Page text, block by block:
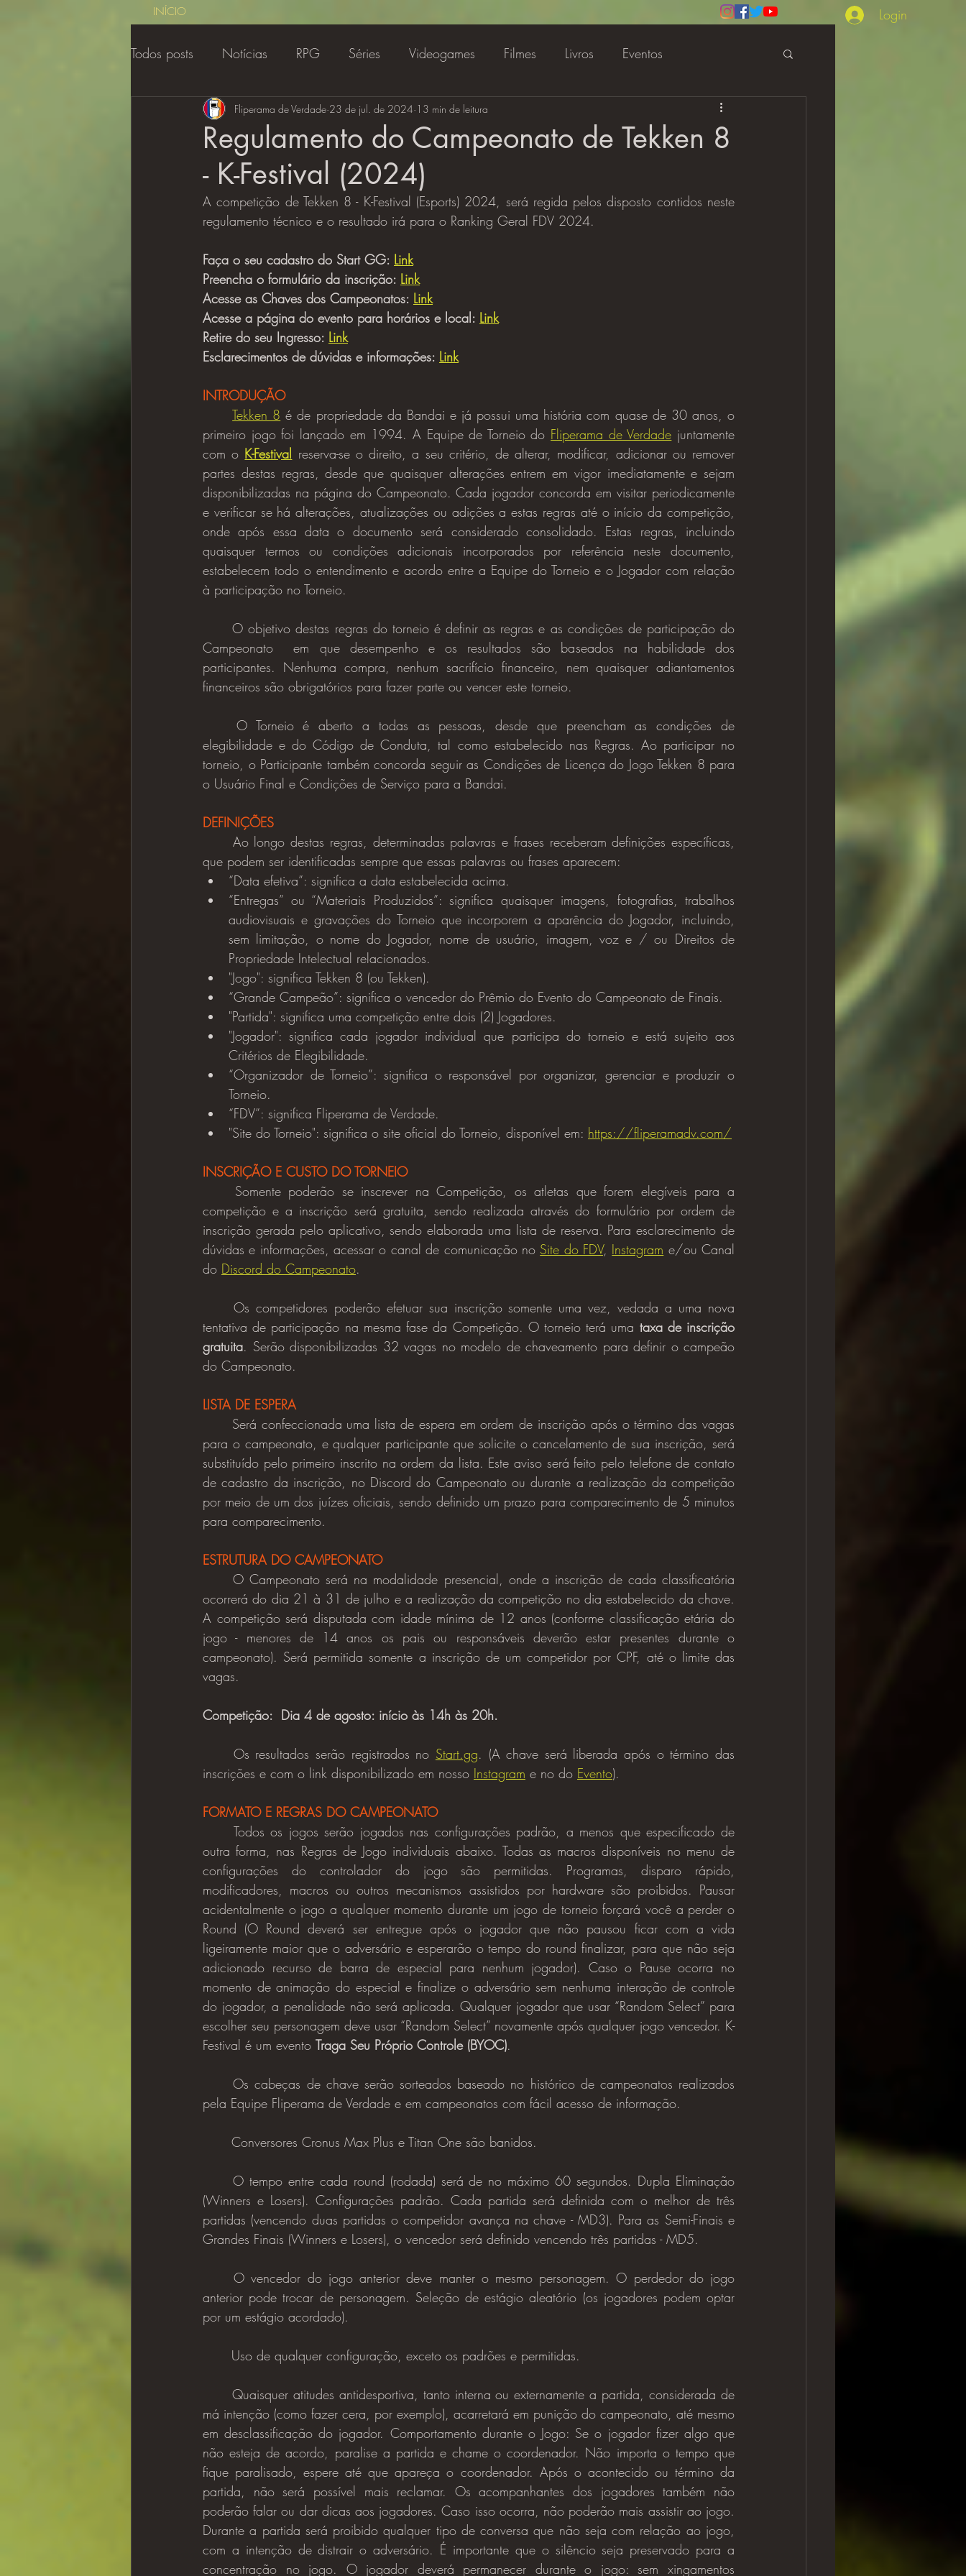
INÍCIO Login
Todos posts Notícias RPG Séries Videogames Filmes Livros Eventos
Contos de Sercon Regulamentos Streaming Especial
Gamer Class Cobertura
Regulamento do Campeonato de Tekken 8
- K-Festival (2024)
Fliperama de Verdade 23 de jul. de 2024 13 min de leitura
A competição de Tekken 8 - K-Festival (Esports) 2024, será regida pelos disposto contidos neste
regulamento técnico e o resultado irá para o Ranking Geral FDV 2024.
Faça o seu cadastro do Start GG: Link
Preencha o formulário da inscrição: Link
Acesse as Chaves dos Campeonatos: Link
Acesse a página do evento para horários e local: Link
Retire do seu Ingresso: Link
Esclarecimentos de dúvidas e informações: Link
INTRODUÇÃO
Tekken 8 é de propriedade da Bandai e já possui uma história com quase de 30 anos, o
primeiro jogo foi lançado em 1994. A Equipe de Torneio do Fliperama de Verdade juntamente
com o K-Festival reserva-se o direito, a seu critério, de alterar, modificar, adicionar ou remover
partes destas regras, desde que quaisquer alterações entrem em vigor imediatamente e sejam
disponibilizadas na página do Campeonato. Cada jogador concorda em visitar periodicamente
e verificar se há alterações, atualizações ou adições a estas regras até o início da competição,
onde após essa data o documento será considerado consolidado. Estas regras, incluindo
quaisquer termos ou condições adicionais incorporados por referência neste documento,
estabelecem todo o entendimento e acordo entre a Equipe do Torneio e o Jogador com relação
à participação no Torneio.
	O objetivo destas regras do torneio é definir as regras e as condições de participação do
Campeonato  em que desempenho e os resultados são baseados na habilidade dos
participantes. Nenhuma compra, nenhum sacrifício financeiro, nem quaisquer adiantamentos
financeiros são obrigatórios para fazer parte ou vencer este torneio.
elegibilidade e do Código de Conduta, tal como estabelecido nas Regras. Ao participar no
torneio, o Participante também concorda seguir as Condições de Licença do Jogo Tekken 8 para
o Usuário Final e Condições de Serviço para a Bandai.
DEFINIÇÕES
que podem ser identificadas sempre que essas palavras ou frases aparecem:
“Data efetiva”: significa a data estabelecida acima.
“Entregas” ou “Materiais Produzidos”: significa quaisquer imagens, fotografias, trabalhos
audiovisuais e gravações do Torneio que incorporem a aparência do Jogador, incluindo,
sem limitação, o nome do Jogador, nome de usuário, imagem, voz e / ou Direitos de
Propriedade Intelectual relacionados.
"Jogo": significa Tekken 8 (ou Tekken).
“Grande Campeão”: significa o vencedor do Prêmio do Evento do Campeonato de Finais.
"Partida": significa uma competição entre dois (2) Jogadores.
"Jogador": significa cada jogador individual que participa do torneio e está sujeito aos
Critérios de Elegibilidade.
“Organizador de Torneio”: significa o responsável por organizar, gerenciar e produzir o
Torneio.
“FDV”: significa Fliperama de Verdade.
"Site do Torneio": significa o site oficial do Torneio, disponível em: https://fliperamadv.com/
INSCRIÇÃO E CUSTO DO TORNEIO
competição e a inscrição será gratuita, sendo realizada através do formulário por ordem de
inscrição gerada pelo aplicativo, sendo elaborada uma lista de reserva. Para esclarecimento de
dúvidas e informações, acessar o canal de comunicação no Site do FDV, Instagram e/ou Canal
do Discord do Campeonato.
tentativa de participação na mesma fase da Competição. O torneio terá uma taxa de inscrição
gratuita. Serão disponibilizadas 32 vagas no modelo de chaveamento para definir o campeão
do Campeonato.
LISTA DE ESPERA
para o campeonato, e qualquer participante que solicite o cancelamento de sua inscrição, será
substituído pelo primeiro inscrito na ordem da lista. Este aviso será feito pelo telefone de contato
de cadastro da inscrição, no Discord do Campeonato ou durante a realização da competição
por meio de um dos juízes oficiais, sendo definido um prazo para comparecimento de 5 minutos
para comparecimento.
ESTRUTURA DO CAMPEONATO
	O Campeonato será na modalidade presencial, onde a inscrição de cada classificatória
ocorrerá do dia 21 à 31 de julho e a realização da competição no dia estabelecido da chave.
A competição será disputada com idade mínima de 12 anos (conforme classificação etária do
jogo - menores de 14 anos os pais ou responsáveis deverão estar presentes durante o
campeonato). Será permitida somente a inscrição de um competidor por CPF, até o limite das
vagas.
Competição:  Dia 4 de agosto: início às 14h às 20h.
	Os resultados serão registrados no
Start.gg. (A chave será liberada após o término das
inscrições e com o link disponibilizado em nosso Instagram e no do Evento).
FORMATO E REGRAS DO CAMPEONATO
outra forma, nas Regras de Jogo individuais abaixo. Todas as macros disponíveis no menu de
configurações do controlador do jogo são permitidas. Programas, disparo rápido,
modificadores, macros ou outros mecanismos assistidos por hardware são proibidos. Pausar
acidentalmente o jogo a qualquer momento durante um jogo de torneio forçará você a perder o
Round (O Round deverá ser entregue após o jogador que não pausou ficar com a vida
ligeiramente maior que o adversário e esperarão o tempo do round finalizar, para que não seja
adicionado recurso de barra de especial para nenhum jogador). Caso o Pause ocorra no
momento de animação do especial e finalize o adversário sem nenhuma interação de controle
do jogador, a penalidade não será aplicada. Qualquer jogador que usar “Random Select” para
escolher seu personagem deve usar “Random Select” novamente após qualquer jogo vencedor. K-
Festival é um evento Traga Seu Próprio Controle (BYOC).
	Os cabeças de chave serão sorteados baseado no histórico de campeonatos realizados
pela Equipe Fliperama de Verdade e em campeonatos com fácil acesso de informação.
	Conversores Cronus Max Plus e Titan One são banidos.
(Winners e Losers). Configurações padrão. Cada partida será definida com o melhor de três
partidas (vencendo duas partidas o competidor avança na chave - MD3). Para as Semi-Finais e
Grandes Finais (Winners e Losers), o vencedor será definido vencendo três partidas - MD5.
	O vencedor do jogo anterior deve manter o mesmo personagem. O perdedor do jogo
anterior pode trocar de personagem. Seleção de estágio aleatório (os jogadores podem optar
por um estágio acordado).
	Uso de qualquer configuração, exceto os padrões e permitidas.
má intenção (como fazer cera, por exemplo), acarretará em punição do campeonato, até mesmo
em desclassificação do jogador. Comportamento durante o Jogo: Se o jogador fizer algo que
não esteja de acordo, paralise a partida e chame o coordenador. Não importa o tempo que
fique paralisado, espere até que apareça o coordenador. Após o acontecido ou término da
partida, não será possível mais reclamar. Os acompanhantes dos jogadores também não
poderão falar ou dar dicas aos jogadores. Caso isso ocorra, não poderão mais assistir ao jogo.
Durante a partida será proibido qualquer tipo de conversa que não seja com relação ao jogo,
com a intenção de distrair o adversário. É importante que o silêncio seja preservado para a
concentração no jogo. O jogador deverá permanecer durante o jogo: sem xingamentos